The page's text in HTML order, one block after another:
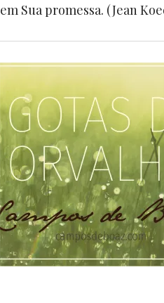
em Sua promessa. (Jean